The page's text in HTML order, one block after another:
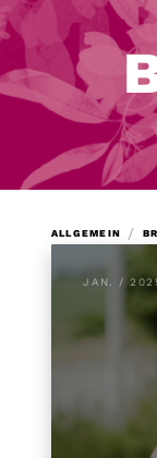
ALLGEMEIN /
JAN. /